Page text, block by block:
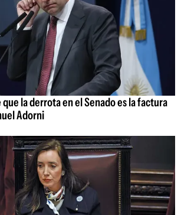
la derrota en el Senado es la factura
Adorni